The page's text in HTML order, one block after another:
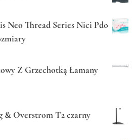
Neo Thread Series Nici Pdo
Z Grzechotką Łamany
& Overstrom T2 czarny